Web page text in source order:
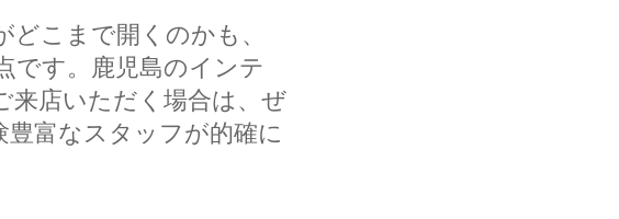
こまで開くのかも、
です。鹿児島のインテ
来店いただく場合は、ぜ
富なスタッフが的確に